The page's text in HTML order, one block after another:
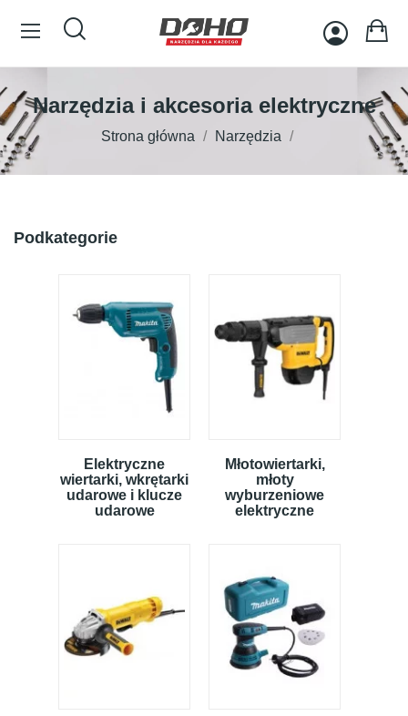
Narzędzia i akcesoria elektryczne
Strona główna Narzędzia
Podkategorie
Elektryczne
wiertarki, wkrętarki
udarowe i klucze
udarowe
Młotowiertarki,
młoty
wyburzeniowe
elektryczne